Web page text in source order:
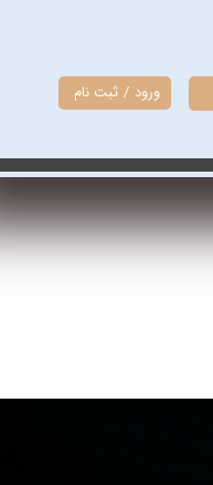
ورود / ثبت نام
واژه
سفارشات